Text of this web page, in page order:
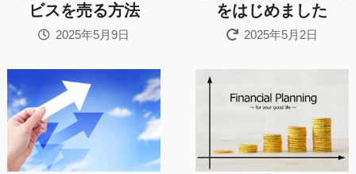
ビスを売る方法
2025年5月9日
をはじめました
2025年5月2日